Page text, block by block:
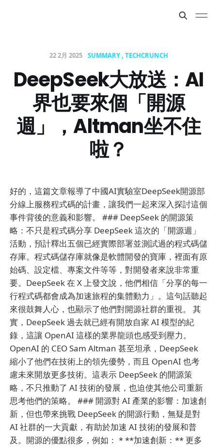
22 2月 2025 SUMMARY TECHCRUNCH
DeepSeek大放送：AI
界也要來個「開源
週」，Altman坐不住
啦？
好的，這篇文章報導了中國AI實驗室DeepSeek開源部
分線上服務程式碼的計畫，讓我們一起來深入探討這個
事件背後的意義和影響。 ### DeepSeek 的開源策
略：不只是程式碼分享 DeepSeek 這次的「開源週」
活動，預計釋出五個已經實際部署並測試過的程式碼儲
存庫。程式碼儲存庫就像是軟體開發的寶庫，裡面有原
始碼、設定檔、專案文件等等，對開發者來說非常重
要。DeepSeek 在 X 上發文說，他們相信「分享的每一
行程式碼都會成為加速旅程的集體動力」。這句話聽起
來很鼓舞人心，也顯示了他們對開源社群的重視。 其
實，DeepSeek 過去就已經有開放自家 AI 模型的紀
錄，這讓 OpenAI 這樣的業界龍頭也感受到壓力。
OpenAI 的 CEO Sam Altman 甚至坦承，DeepSeek
縮小了他們在技術上的領先優勢，而且 OpenAI 也考
慮未來開放更多技術。這表示 DeepSeek 的開源策
略，不只推動了 AI 技術的發展，也迫使其他公司重新
思考他們的策略。 ### 開源對 AI 產業的影響：加速創
新，但也帶來挑戰 DeepSeek 的開源行動，無疑是對
AI 社群的一大貢獻，有助於加速 AI 技術的發展和普
及。開源的優點很多，例如： * **加速創新：** 更多